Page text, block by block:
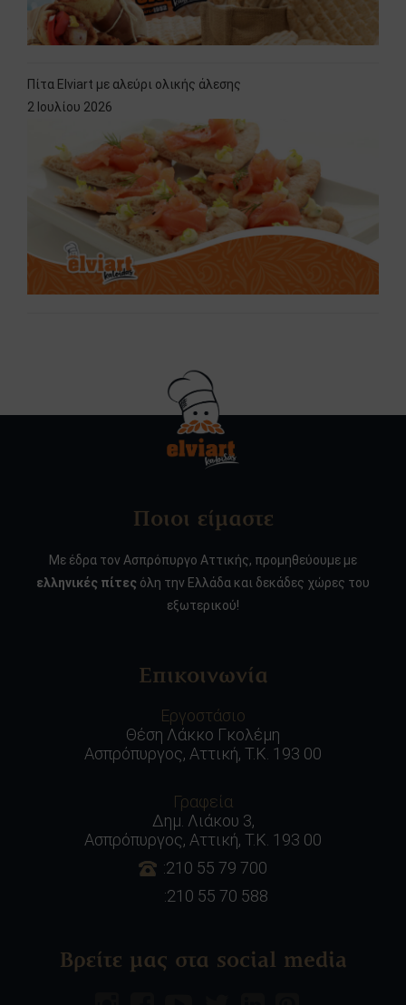
Πίτα Elviart με αλεύρι ολικής άλεσης
2 Ιουλίου 2026
Ποιοι είμαστε
Με έδρα τον Ασπρόπυργο Αττικής, προμηθεύουμε με
ελληνικές πίτες όλη την Ελλάδα και δεκάδες χώρες του
εξωτερικού!
Επικοινωνία
Εργοστάσιο
Θέση Λάκκο Γκολέμη
Ασπρόπυργος, Αττική, Τ.Κ. 193 00
Γραφεία
Δημ. Λιάκου 3,
Ασπρόπυργος, Αττική, Τ.Κ. 193 00
:210 55 79 700
:210 55 70 588
Βρείτε μας στα social media